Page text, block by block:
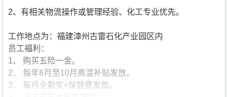
2、有相关物流操作或管理经验、化工专业优先。
工作地点为：福建漳州古雷石化产业园区内
员工福利：
1、 购买五险一金。
2、 每年6月至10月高温补贴发放。
3、 每月全勤奖+保健费发放。